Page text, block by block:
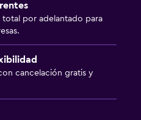
por adelantado para
cancelación gratis y